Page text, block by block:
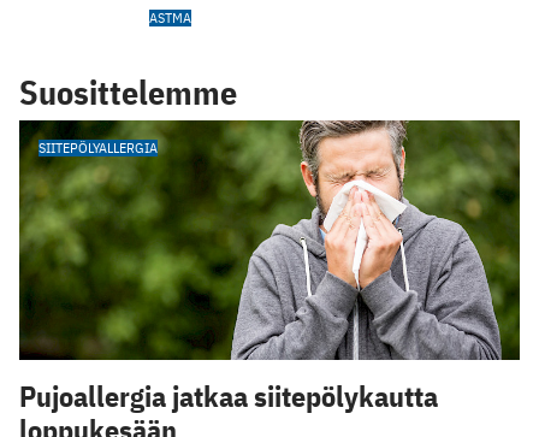
ASTMA
Suosittelemme
SIITEPÖLYALLERGIA
Pujoallergia jatkaa siitepölykautta